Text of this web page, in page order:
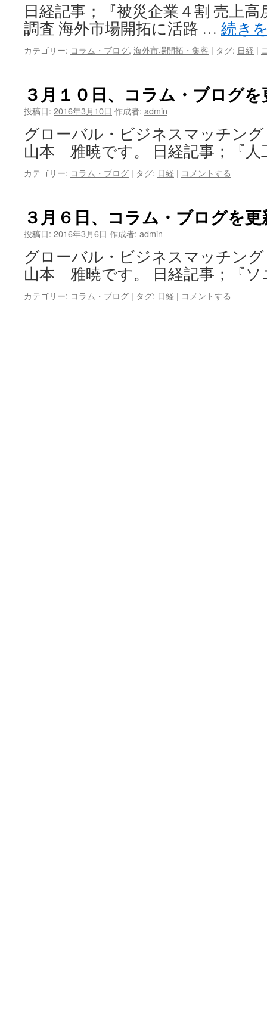
日経記事；『被災企業４割 売上高
調査 海外市場開拓に活路 … 続き
カテゴリー: コラム・ブログ, 海外市場開拓・集客 | タグ: 日経 |
３月１０日、コラム・ブログ
投稿日: 2016年3月10日 作成者: admin
グローバル・ビジネスマッチン
山本 雅暁です。 日経記事；『
カテゴリー: コラム・ブログ | タグ: 日経 | コメントする
３月６日、コラム・ブログを
投稿日: 2016年3月6日 作成者: admin
グローバル・ビジネスマッチン
山本 雅暁です。 日経記事；『
カテゴリー: コラム・ブログ | タグ: 日経 | コメントする